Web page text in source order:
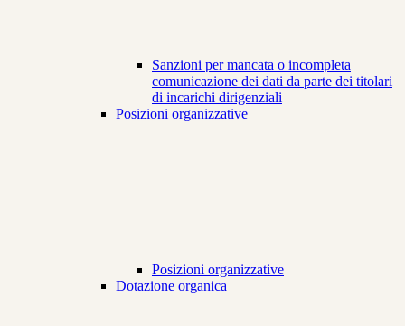
Sanzioni per mancata o incompleta
comunicazione dei dati da parte dei titolari
di incarichi dirigenziali
Posizioni organizzative
Posizioni organizzative
Dotazione organica